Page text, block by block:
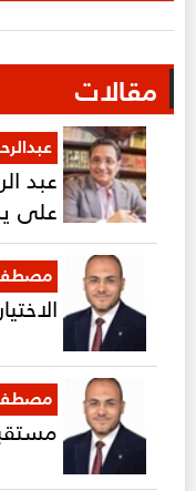
مقالات
على
الاختيار2 – الحلقة